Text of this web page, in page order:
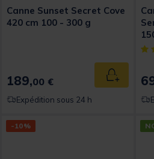
Canne Sunset Secret Cove
420 cm 100 - 300 g
189,00 € Ajouter
Expédition sous 24 h
-10%